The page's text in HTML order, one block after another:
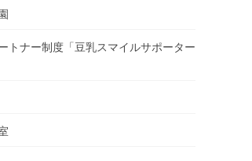
トナー制度「豆乳スマイルサポーター